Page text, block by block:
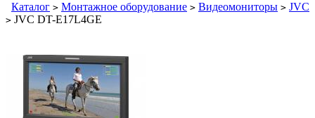
Каталог > Монтажное оборудование > Видеомониторы > JVC
> JVC DT-E17L4GE